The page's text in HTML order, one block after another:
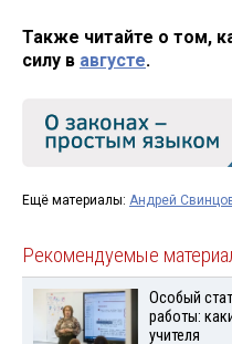
Также читайте о том,
силу в августе.
Ещё материалы: Андрей
Рекомендуемые
Особый
работы:
учителя